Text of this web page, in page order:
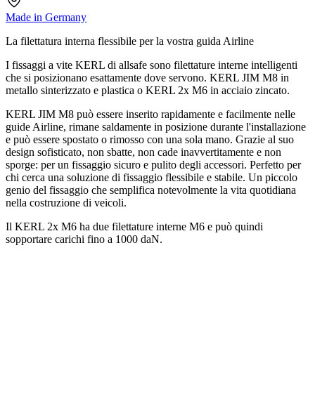
Made in Germany
La filettatura interna flessibile per la vostra guida Airline
I fissaggi a vite KERL di allsafe sono filettature interne intelligenti
che si posizionano esattamente dove servono. KERL JIM M8 in
metallo sinterizzato e plastica o KERL 2x M6 in acciaio zincato.
KERL JIM M8 può essere inserito rapidamente e facilmente nelle
guide Airline, rimane saldamente in posizione durante l'installazione
e può essere spostato o rimosso con una sola mano. Grazie al suo
design sofisticato, non sbatte, non cade inavvertitamente e non
sporge: per un fissaggio sicuro e pulito degli accessori. Perfetto per
chi cerca una soluzione di fissaggio flessibile e stabile. Un piccolo
genio del fissaggio che semplifica notevolmente la vita quotidiana
nella costruzione di veicoli.
Il KERL 2x M6 ha due filettature interne M6 e può quindi
sopportare carichi fino a 1000 daN.